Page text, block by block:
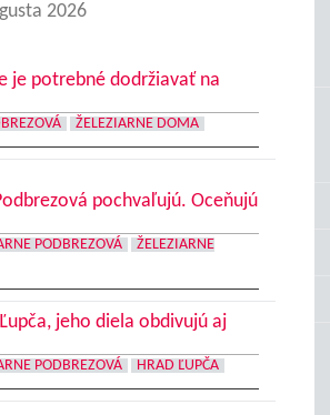
2026
je potrebné dodržiavať na
ŽELEZIARNE DOMA
pochvaľujú. Oceňujú
PODBREZOVÁ
ŽELEZIARNE
jeho diela obdivujú aj
PODBREZOVÁ HRAD ĽUPČA